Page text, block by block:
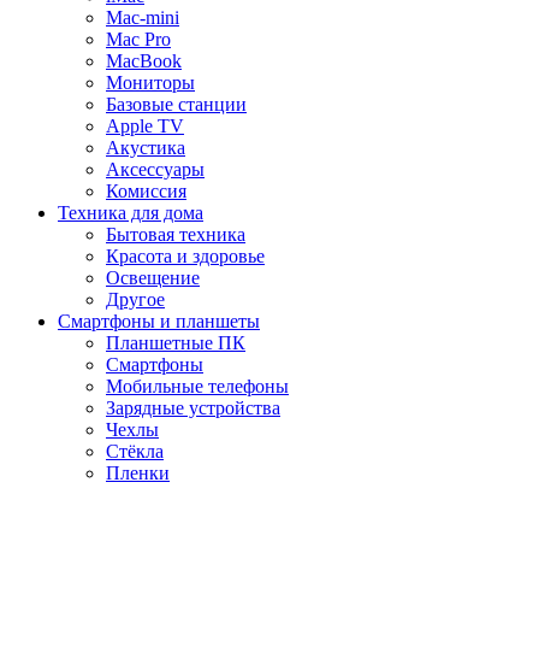
Mac-mini
Mac Pro
MacBook
Мониторы
Базовые станции
Apple TV
Акустика
Аксессуары
Комиссия
Техника для дома
Бытовая техника
Красота и здоровье
Освещение
Другое
Смартфоны и планшеты
Планшетные ПК
Смартфоны
Мобильные телефоны
Зарядные устройства
Чехлы
Стёкла
Пленки